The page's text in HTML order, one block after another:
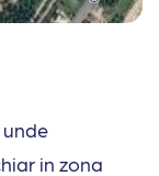
in zona